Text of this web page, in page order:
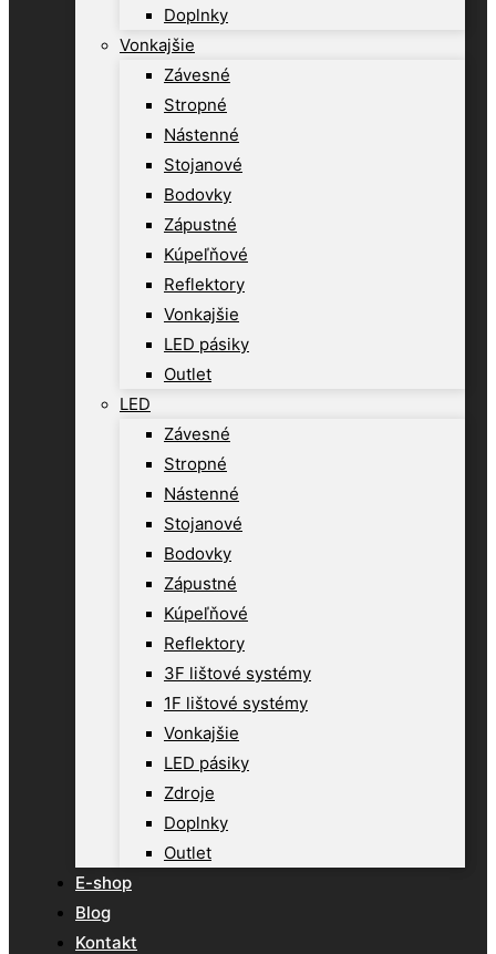
Doplnky
Vonkajšie
Závesné
Stropné
Nástenné
Stojanové
Bodovky
Zápustné
Kúpeľňové
Reflektory
Vonkajšie
LED pásiky
Outlet
LED
Závesné
Stropné
Nástenné
Stojanové
Bodovky
Zápustné
Kúpeľňové
Reflektory
3F lištové systémy
1F lištové systémy
Vonkajšie
LED pásiky
Zdroje
Doplnky
Outlet
E-shop
Blog
Kontakt